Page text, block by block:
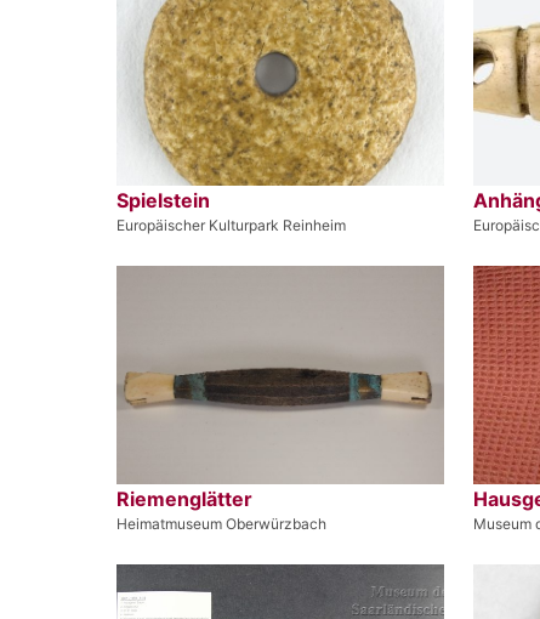
Spielstein
Europäischer Kulturpark Reinheim
Riemenglätter
Heimatmuseum Oberwürzbach Museum